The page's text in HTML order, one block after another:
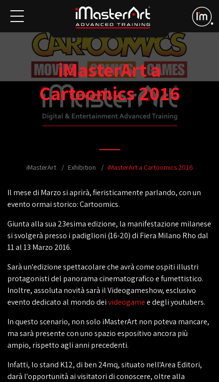
iMasterArt a
Cartoomics 2016
iMasterArt Exhibition iMasterArt a Cartoomics 2016
Il mese di Marzo si aprirà, fieristicamente parlando, con un
evento ormai storico: Cartoomics.
Giunta alla sua 23esima edizione, la manifestazione milanese
si svolgerà presso i padiglioni (16-20) di Fiera Milano Rho dal
11 al 13 Marzo 2016.
Sarà un'edizione spettacolare che avrà come ospiti illustri
protagonisti del panorama cinematografico e fumettistico.
Inoltre, assoluta novità sarà il Videogameshow, esclusivo
evento dedicato al mondo deivideogamee degli youtubers.
In questo scenario, non solo iMasterArt non poteva mancare,
ma sarà presente con uno spazio espositivo ancora più
ampio, rispetto agli anni precedenti.
Infatti, lo stand K12, di ben 24mq, situato nell'Area Editori,
darà l'opportunità ai visitatori di conoscere, oltre alla